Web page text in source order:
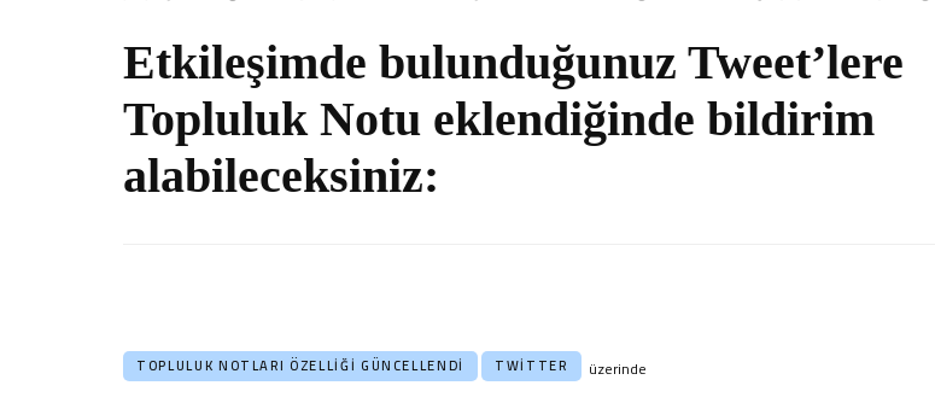
Etkileşimde bulunduğunuz Tweet’lere
Topluluk Notu eklendiğinde bildirim
alabileceksiniz:
TOPLULUK NOTLARI ÖZELLIĞI GÜNCELLENDI TWITTER üzerinde